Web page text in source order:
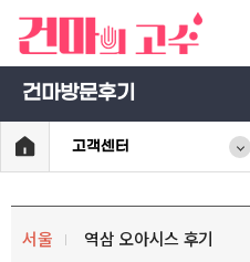
건마방문후기
고객센터
서울 역삼 오아시스 후기